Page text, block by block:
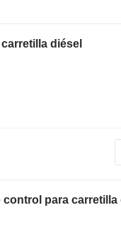
diésel
control para carretilla